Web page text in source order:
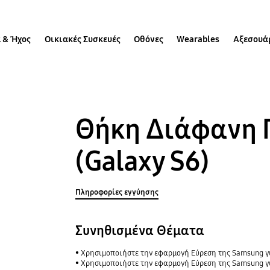
& Ήχος Οικιακές Συσκευές Οθόνες Wearables
Θήκη Διάφανη
(Galaxy S6)
Πληροφορίες εγγύησης
Συνηθισμένα Θέματα
Χρησιμοποιήστε την εφαρμογή Εύρεση της Samsung για να μοιραστείτε την
Χρησιμοποιήστε την εφαρμογή Εύρεση της Samsung